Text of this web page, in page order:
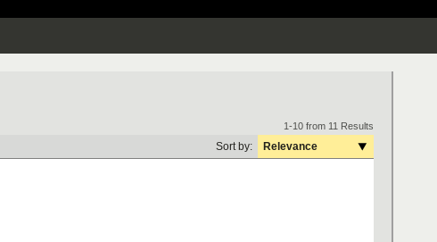
1-10 from 11 Results
Sort by: Relevance